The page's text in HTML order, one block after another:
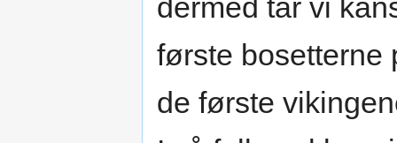
dermed tar vi
første bosetterne
de første